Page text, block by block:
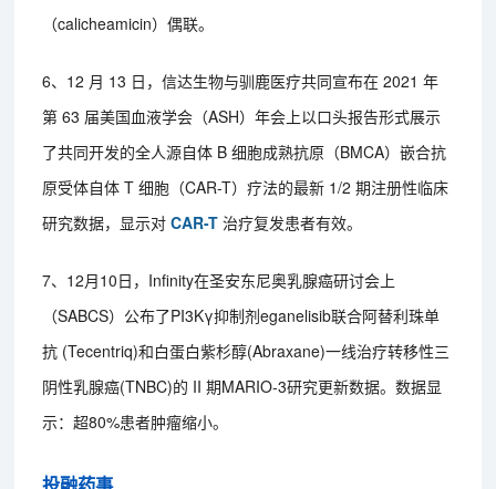
（calicheamicin）偶联。
6、12 月 13 日，信达生物与驯鹿医疗共同宣布在 2021 年
第 63 届美国血液学会（ASH）年会上以口头报告形式展示
了共同开发的全人源自体 B 细胞成熟抗原（BMCA）嵌合抗
原受体自体 T 细胞（CAR-T）疗法的最新 1/2 期注册性临床
研究数据，显示对CAR-T 治疗复发患者有效。
7、12月10日，Infinity在圣安东尼奥乳腺癌研讨会上
（SABCS）公布了PI3Kγ抑制剂eganelisib联合阿替利珠单
抗 (Tecentriq)和白蛋白紫杉醇(Abraxane)一线治疗转移性三
阴性乳腺癌(TNBC)的 II 期MARIO-3研究更新数据。数据显
示：超80%患者肿瘤缩小。
投融药事